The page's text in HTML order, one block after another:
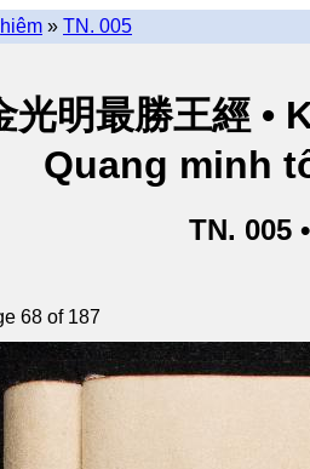
» TN. 005
光明最勝王經
Quang minh
TN. 005
68 of 187